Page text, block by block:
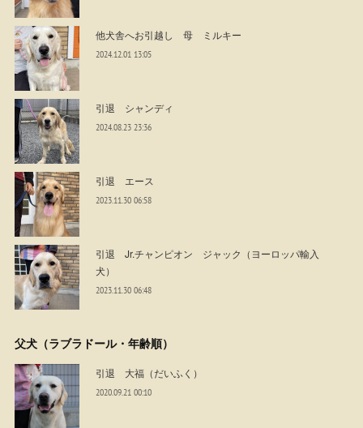
他犬舎へお引越し 母 ミルキー
2024.12.01 13:05
引退 シャンディ
2024.08.23 23:36
引退 エース
2023.11.30 06:58
引退 Jr.チャンピオン ジャック（ヨーロッパ輸入
犬）
2023.11.30 06:48
父犬（ラブラドール・年齢順）
引退 大福（だいふく）
2020.09.21 00:10